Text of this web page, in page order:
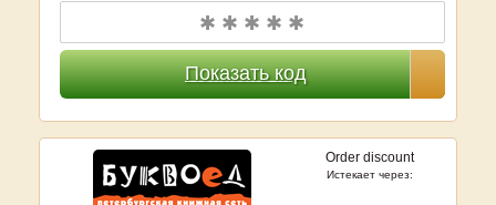
Показать код
✱ ✱ ✱ ✱ ✱
Order discount
Истекает через: